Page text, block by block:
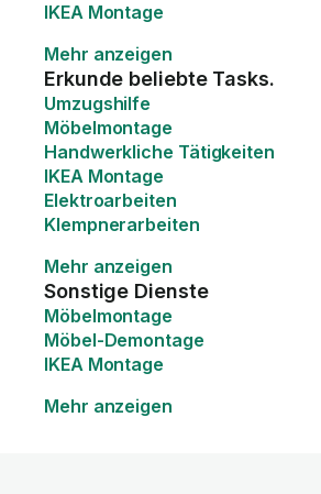
IKEA Montage
Mehr anzeigen
Erkunde beliebte Tasks.
Umzugshilfe
Möbelmontage
Handwerkliche Tätigkeiten
IKEA Montage
Elektroarbeiten
Klempnerarbeiten
Mehr anzeigen
Sonstige Dienste
Möbelmontage
Möbel-Demontage
IKEA Montage
Mehr anzeigen